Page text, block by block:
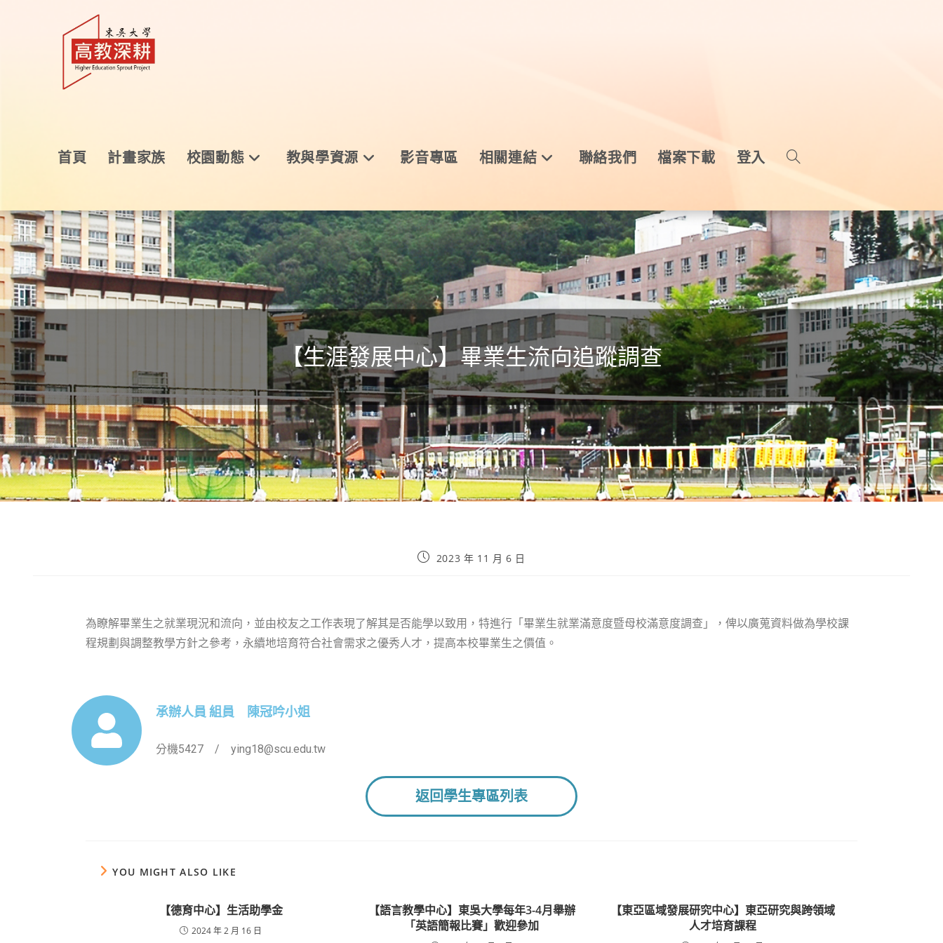
首頁 計畫家族 校園動態 教與學資源 影音專區 相關連結 聯絡我們 檔案下載 登入
【生涯發展中心】畢業生流向追蹤調查
2023 年 11 月 6 日
為瞭解畢業生之就業現況和流向，並由校友之工作表現了解其是否能學以致用，特進行「畢業生就業滿意度暨母校滿意度調查」，俾以廣蒐資料做為學校課
程規劃與調整教學方針之參考，永續地培育符合社會需求之優秀人才，提高本校畢業生之價值。
承辦人員 組員 陳冠吟小姐
分機5427 / ying18@scu.edu.tw
返回學生專區列表
YOU MIGHT ALSO LIKE
【德育中心】生活助學金
2024 年 2 月 16 日
【語言教學中心】東吳大學每年3-4月舉辦
「英語簡報比賽」歡迎參加
【東亞區域發展研究中心】東亞研究與跨領域
人才培育課程